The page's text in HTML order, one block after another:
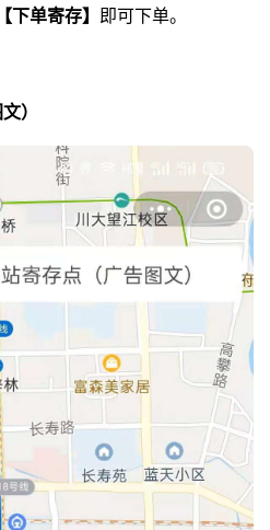
【下单寄存】 即可下单。
）